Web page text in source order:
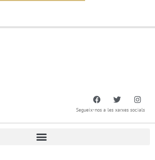
Segueix-nos a les xarxes socials